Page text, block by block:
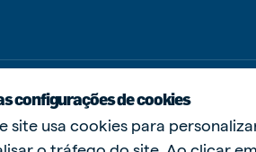
configurações de cookies
site usa cookies para